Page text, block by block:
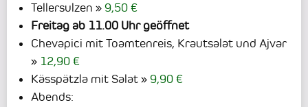
Tellersulzen
9,50 €
Freitag ab 11.00 Uhr geöffnet
Chevapici mit Toamtenreis, Krautsalat und Ajvar
12,90 €
Kässpätzla mit Salat
9,90 €
Abends: